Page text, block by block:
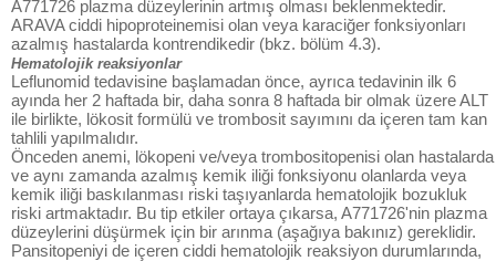
A771726 plazma düzeylerinin artmış olması beklenmektedir.
ARAVA ciddi hipoproteinemisi olan veya karaciğer fonksiyonları
azalmış hastalarda kontrendikedir (bkz. bölüm 4.3).
Hematolojik reaksiyonlar
Leflunomid tedavisine başlamadan önce, ayrıca tedavinin ilk 6
ayında her 2 haftada bir, daha sonra 8 haftada bir olmak üzere ALT
ile birlikte, lökosit formülü ve trombosit sayımını da içeren tam kan
tahlili yapılmalıdır.
Önceden anemi, lökopeni ve/veya trombositopenisi olan hastalarda
ve aynı zamanda azalmış kemik iliği fonksiyonu olanlarda veya
kemik iliği baskılanması riski taşıyanlarda hematolojik bozukluk
riski artmaktadır. Bu tip etkiler ortaya çıkarsa, A771726'nin plazma
düzeylerini düşürmek için bir arınma (aşağıya bakınız) gereklidir.
Pansitopeniyi de içeren ciddi hematolojik reaksiyon durumlarında,